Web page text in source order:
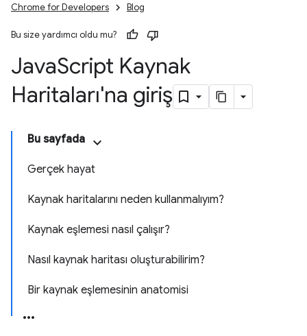
Chrome for Developers Blog
Bu size yardımcı oldu mu?
JavaScript Kaynak
Haritaları'na giriş
Bu sayfada
Gerçek hayat
Kaynak haritalarını neden kullanmalıyım?
Kaynak eşlemesi nasıl çalışır?
Nasıl kaynak haritası oluşturabilirim?
Bir kaynak eşlemesinin anatomisi